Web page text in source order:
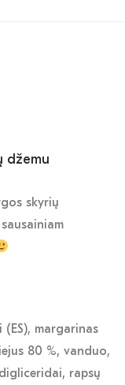
džemu
skyrių
(ES), margarinas
80 %, vanduo,
rapsų